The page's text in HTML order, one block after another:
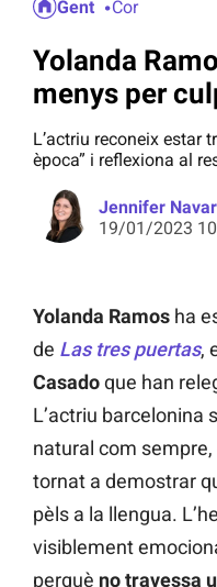
Gent Cor
Yolanda
menys per
L’actriu reconeix estar
època” i reflexiona al
Jennifer
19/01/2023
Yolanda Ramos ha
de Las tres puertas,
Casadoque han
L’actriu barcelonina
natural com sempre,
tornat a demostrar
pèls a la llengua.
visiblement
perquè no travessa